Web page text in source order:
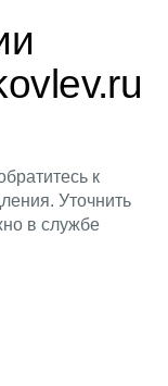
к
Уточнить
в службе